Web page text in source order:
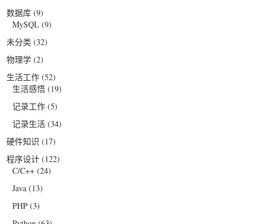
数据库 (9)
MySQL (9)
未分类 (32)
物理学 (2)
生活工作 (52)
生活感悟 (19)
记录工作 (5)
记录生活 (34)
硬件知识 (17)
程序设计 (122)
C/C++ (24)
Java (13)
PHP (3)